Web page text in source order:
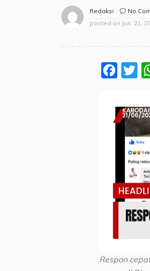
Redaksi
No
posted on Jun. 21,
Respon